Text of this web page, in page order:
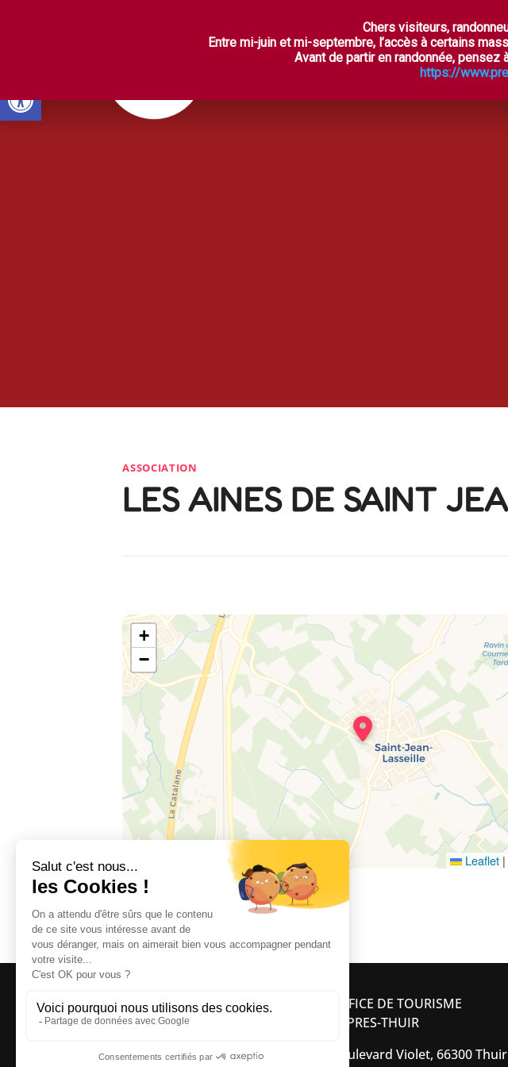
LES ASPRES SECRÈTES
ASSOCIATION
LES AINES DE SAINT
+
−
Leaflet |
66300 SAINT-JEAN-LASSEILLE
OFFICE DE TOURISME
ASPRES-THUIR
Boulevard Violet, 66300 Thuir
Chers visiteurs,
Entre mi-juin et mi-septembre, l’accès à certains
Avant de partir en randonnée,
https://